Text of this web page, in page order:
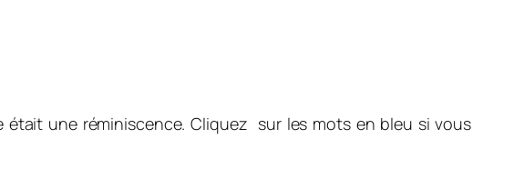
était une réminiscence. Cliquez sur les mots en bleu si vous